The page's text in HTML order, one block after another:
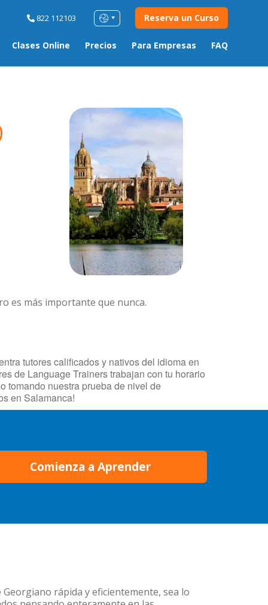
Clases Online Precios Para Empresas FAQ
822 112103 Reserva un Curso
es más importante que nunca.
tutores calificados y nativos del idioma en
de Language Trainers trabajan con tu horario
tomando nuestra prueba de nivel de
en Salamanca!
Comienza a Aprender
rápida y eficientemente, sea lo